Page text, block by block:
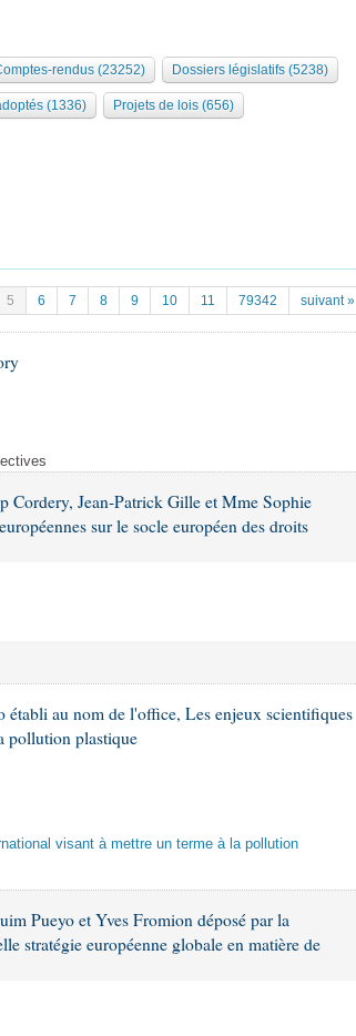
rendus (23252) Dossiers législatifs (5238)
(1336) Projets de lois (656)
5 6 7 8 9 10 11 79342 suivant »
Jean-Patrick Gille et Mme Sophie
sur le socle européen des droits
au nom de l'office, Les enjeux scientifiques
pollution plastique
visant à mettre un terme à la pollution
Pueyo et Yves Fromion déposé par la
stratégie européenne globale en matière de